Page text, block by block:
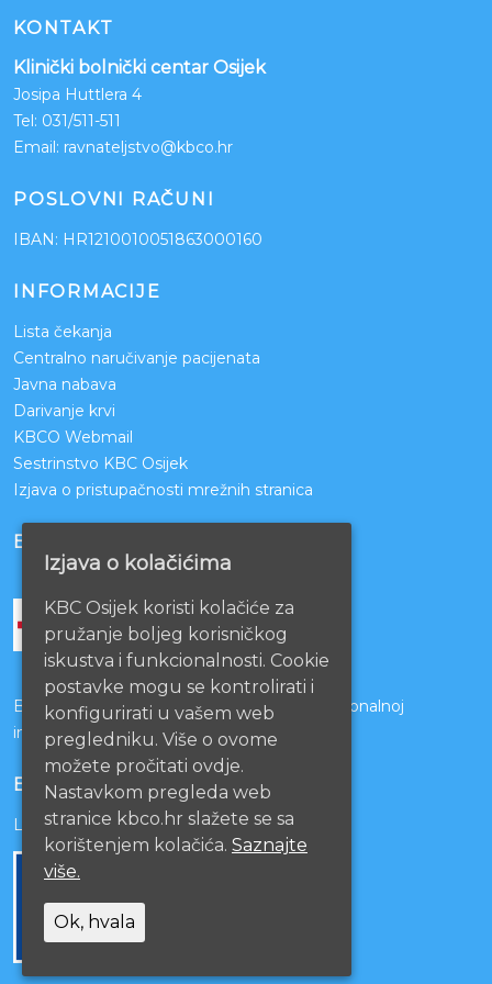
KONTAKT
Klinički bolnički centar Osijek
Josipa Huttlera 4
Tel: 031/511-511
Email: ravnateljstvo@kbco.hr
POSLOVNI RAČUNI
IBAN: HR1210010051863000160
INFORMACIJE
Lista čekanja
Centralno naručivanje pacijenata
Javna nabava
Darivanje krvi
KBCO Webmail
Sestrinstvo KBC Osijek
Izjava o pristupačnosti mrežnih stranica
BOLNICE PARTNERI
Bolnice s kojima je potpisan ugovor o funkcionalnoj
integraciji
EU PROJEKTI
Lista projekata
Izjava o kolačićima
KBC Osijek koristi kolačiće za
pružanje boljeg korisničkog
iskustva i funkcionalnosti. Cookie
postavke mogu se kontrolirati i
konfigurirati u vašem web
pregledniku. Više o ovome
možete pročitati ovdje.
Nastavkom pregleda web
stranice kbco.hr slažete se sa
korištenjem kolačića. Saznajte
više.
Ok, hvala